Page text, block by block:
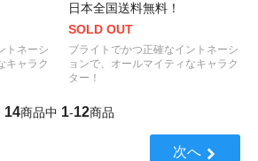
トネーシ
キャラク
日本全国送料無料！
SOLD OUT
ブライトでかつ正確なイントネーシ
ョンで、オールマイティなキャラク
ター！
14商品中 1-12商品
次へ